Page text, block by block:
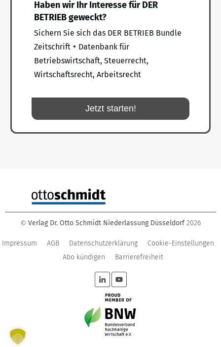
Haben wir Ihr Interesse für DER
BETRIEB geweckt?
Sichern Sie sich das DER BETRIEB Bundle
Zeitschrift + Datenbank für
Betriebswirtschaft, Steuerrecht,
Wirtschaftsrecht, Arbeitsrecht
Jetzt starten!
© Verlag Dr. Otto Schmidt Niederlassung Düsseldorf 2026
Impressum AGB Datenschutzerklärung
Cookie-Einstellungen
Abo kündigen
Barrierefreiheit